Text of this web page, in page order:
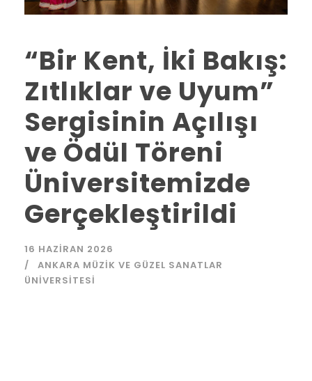
“Bir Kent, İki Bakış:
Zıtlıklar ve Uyum”
Sergisinin Açılışı
ve Ödül Töreni
Üniversitemizde
Gerçekleştirildi
16 HAZIRAN 2026
ANKARA MÜZIK VE GÜZEL SANATLAR
ÜNIVERSITESI